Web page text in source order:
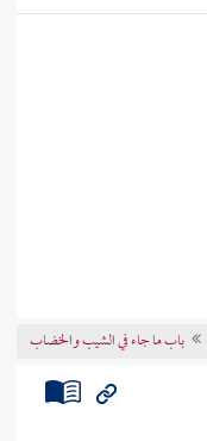
باب ما جاء في الشيب والخضاب